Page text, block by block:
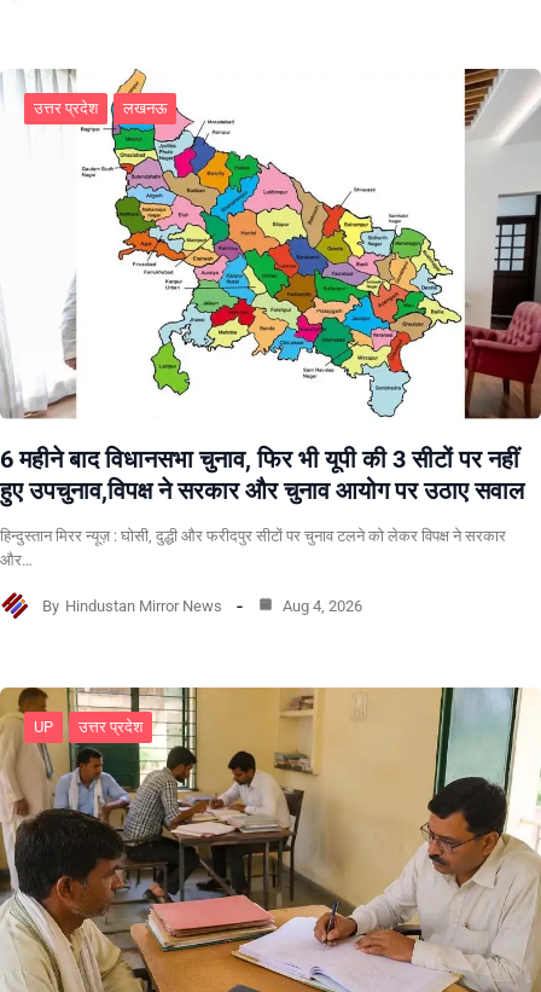
उत्तर प्रदेश लखनऊ
6 महीने बाद विधानसभा चुनाव, फिर भी यूपी की 3 सीटों पर नहीं
हुए उपचुनाव,विपक्ष ने सरकार और चुनाव आयोग पर उठाए सवाल
हिन्दुस्तान मिरर न्यूज़ : घोसी, दुद्धी और फरीदपुर सीटों पर चुनाव टलने को लेकर विपक्ष ने सरकार
और…
By Hindustan Mirror News Aug 4, 2026
UP उत्तर प्रदेश